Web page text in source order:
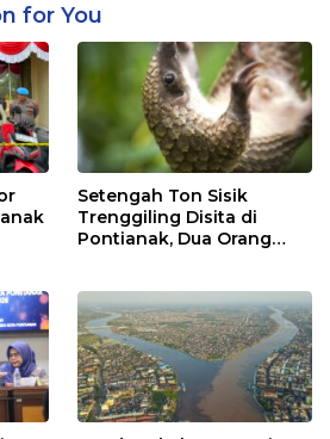
for You
Setengah Ton Sisik
Trenggiling Disita di
Pontianak, Dua Orang